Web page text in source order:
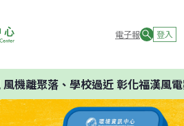
電子報 登入
機離聚落、學校過近 彰化福漢風電